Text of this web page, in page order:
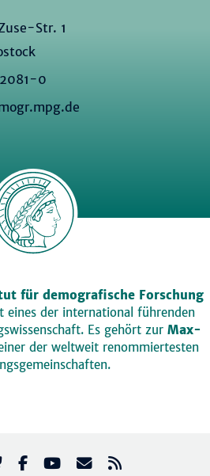
Str. 1
0
für demografische Forschung
der international führenden
Es gehört zur Max-
der weltweit renommiertesten